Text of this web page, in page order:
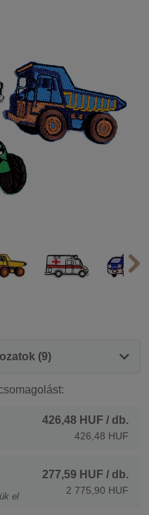
(9)
426,48 HUF / db.
426,48 HUF
el
277,59 HUF / db.
2 775,90 HUF